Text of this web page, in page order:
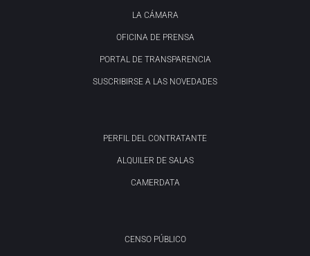
LA CÁMARA
OFICINA DE PRENSA
PORTAL DE TRANSPARENCIA
SUSCRIBIRSE A LAS NOVEDADES
PERFIL DEL CONTRATANTE
ALQUILER DE SALAS
CAMERDATA
CENSO PÚBLICO